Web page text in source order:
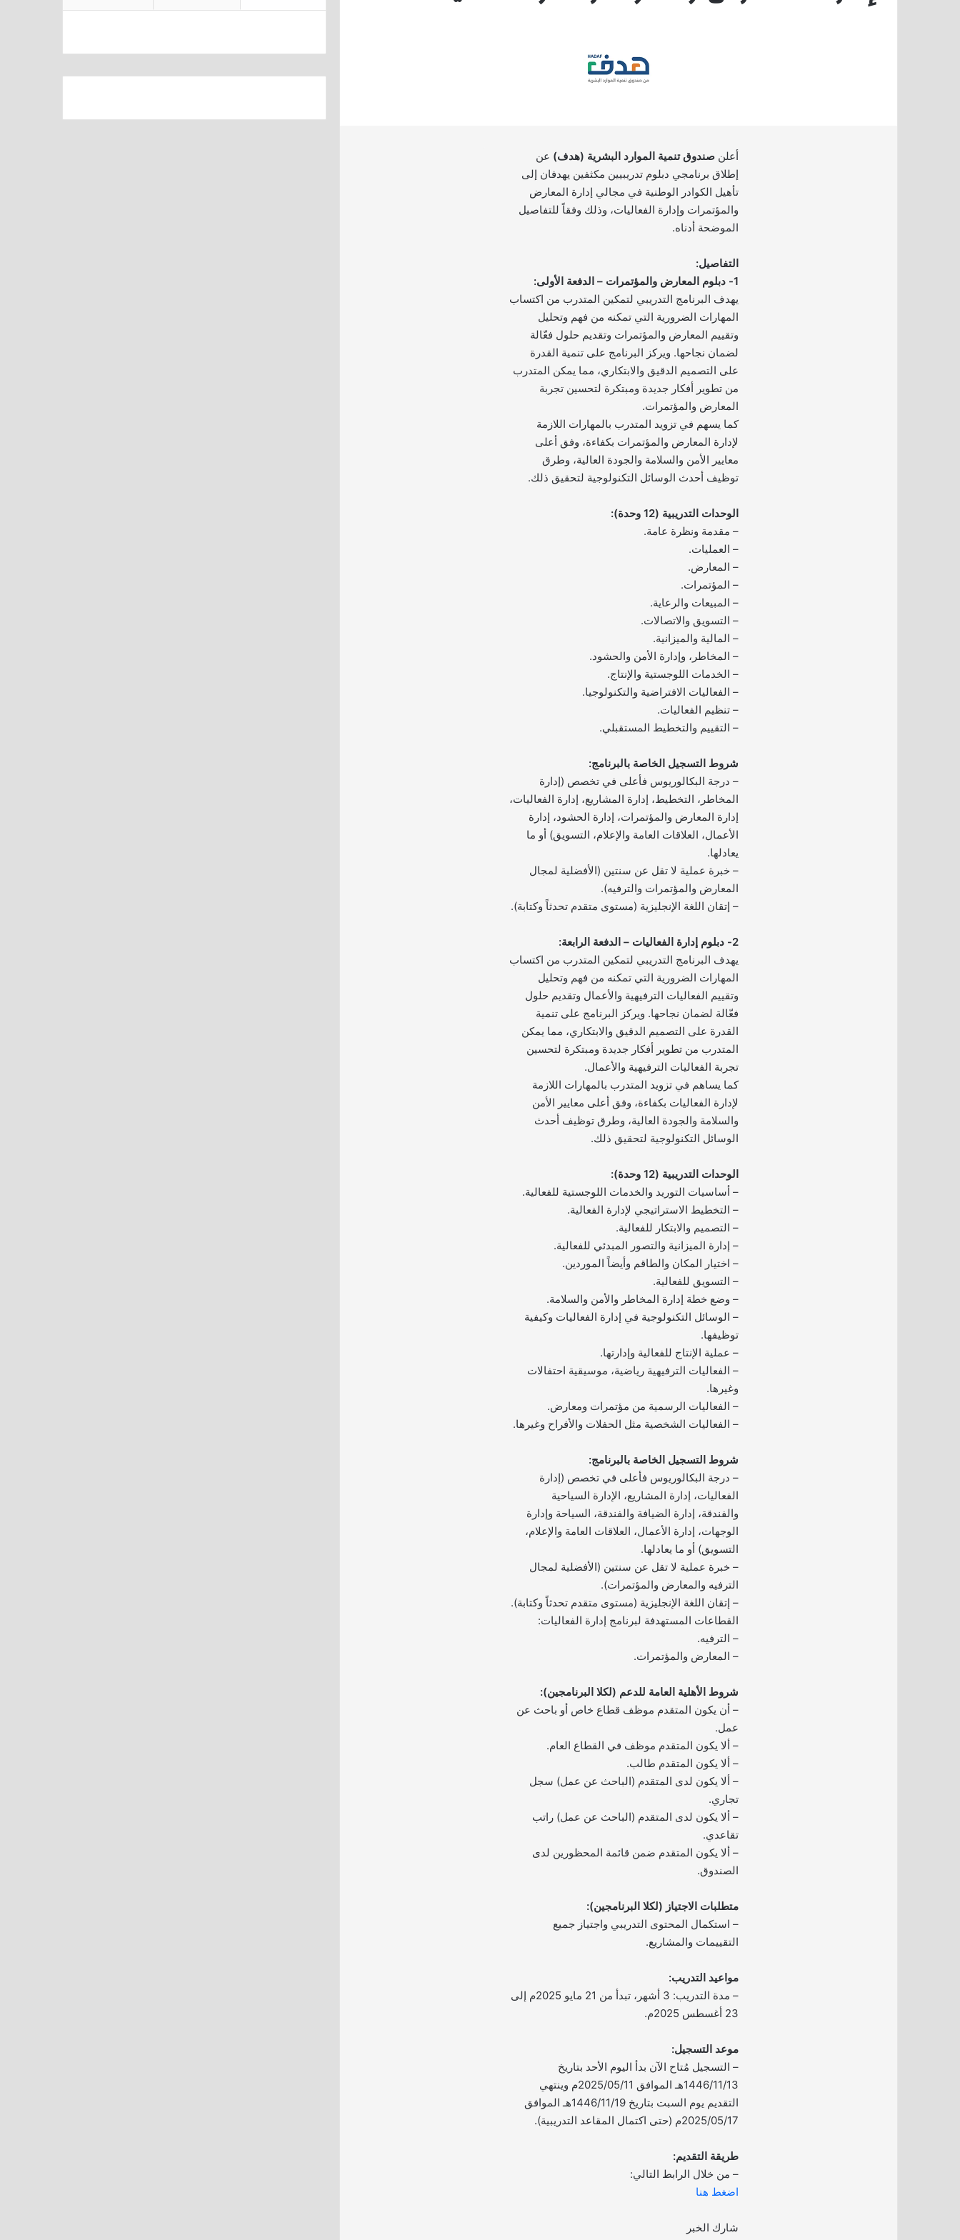
أعلن صندوق تنمية الموارد البشرية (هدف) عن
إطلاق برنامجي دبلوم تدريبيين مكثفين يهدفان إلى
تأهيل الكوادر الوطنية في مجالي إدارة المعارض
والمؤتمرات وإدارة الفعاليات، وذلك وفقاً للتفاصيل
الموضحة أدناه.
التفاصيل:
1- دبلوم المعارض والمؤتمرات – الدفعة الأولى:
يهدف البرنامج التدريبي لتمكين المتدرب من اكتساب
المهارات الضرورية التي تمكنه من فهم وتحليل
وتقييم المعارض والمؤتمرات وتقديم حلول فعّالة
لضمان نجاحها. ويركز البرنامج على تنمية القدرة
على التصميم الدقيق والابتكاري، مما يمكن المتدرب
من تطوير أفكار جديدة ومبتكرة لتحسين تجربة
المعارض والمؤتمرات.
كما يسهم في تزويد المتدرب بالمهارات اللازمة
لإدارة المعارض والمؤتمرات بكفاءة، وفق أعلى
معايير الأمن والسلامة والجودة العالية، وطرق
توظيف أحدث الوسائل التكنولوجية لتحقيق ذلك.
الوحدات التدريبية (12 وحدة):
– مقدمة ونظرة عامة.
– العمليات.
– المعارض.
– المؤتمرات.
– المبيعات والرعاية.
– التسويق والاتصالات.
– المالية والميزانية.
– المخاطر، وإدارة الأمن والحشود.
– الخدمات اللوجستية والإنتاج.
– الفعاليات الافتراضية والتكنولوجيا.
– تنظيم الفعاليات.
– التقييم والتخطيط المستقبلي.
شروط التسجيل الخاصة بالبرنامج:
– درجة البكالوريوس فأعلى في تخصص (إدارة
المخاطر، التخطيط، إدارة المشاريع، إدارة الفعاليات،
إدارة المعارض والمؤتمرات، إدارة الحشود، إدارة
الأعمال، العلاقات العامة والإعلام، التسويق) أو ما
يعادلها.
– خبرة عملية لا تقل عن سنتين (الأفضلية لمجال
المعارض والمؤتمرات والترفيه).
– إتقان اللغة الإنجليزية (مستوى متقدم تحدثاً وكتابة).
2- دبلوم إدارة الفعاليات – الدفعة الرابعة:
يهدف البرنامج التدريبي لتمكين المتدرب من اكتساب
المهارات الضرورية التي تمكنه من فهم وتحليل
وتقييم الفعاليات الترفيهية والأعمال وتقديم حلول
فعّالة لضمان نجاحها. ويركز البرنامج على تنمية
القدرة على التصميم الدقيق والابتكاري، مما يمكن
المتدرب من تطوير أفكار جديدة ومبتكرة لتحسين
تجربة الفعاليات الترفيهية والأعمال.
كما يساهم في تزويد المتدرب بالمهارات اللازمة
لإدارة الفعاليات بكفاءة، وفق أعلى معايير الأمن
والسلامة والجودة العالية، وطرق توظيف أحدث
الوسائل التكنولوجية لتحقيق ذلك.
الوحدات التدريبية (12 وحدة):
– أساسيات التوريد والخدمات اللوجستية للفعالية.
– التخطيط الاستراتيجي لإدارة الفعالية.
– التصميم والابتكار للفعالية.
– إدارة الميزانية والتصور المبدئي للفعالية.
– اختيار المكان والطاقم وأيضاً الموردين.
– التسويق للفعالية.
– وضع خطة إدارة المخاطر والأمن والسلامة.
– الوسائل التكنولوجية في إدارة الفعاليات وكيفية
توظيفها.
– عملية الإنتاج للفعالية وإدارتها.
– الفعاليات الترفيهية رياضية، موسيقية احتفالات
وغيرها.
– الفعاليات الرسمية من مؤتمرات ومعارض.
– الفعاليات الشخصية مثل الحفلات والأفراح وغيرها.
شروط التسجيل الخاصة بالبرنامج:
– درجة البكالوريوس فأعلى في تخصص (إدارة
الفعاليات، إدارة المشاريع، الإدارة السياحية
والفندقة، إدارة الضيافة والفندقة، السياحة وإدارة
الوجهات، إدارة الأعمال، العلاقات العامة والإعلام،
التسويق) أو ما يعادلها.
– خبرة عملية لا تقل عن سنتين (الأفضلية لمجال
الترفيه والمعارض والمؤتمرات).
– إتقان اللغة الإنجليزية (مستوى متقدم تحدثاً وكتابة).
القطاعات المستهدفة لبرنامج إدارة الفعاليات:
– الترفيه.
– المعارض والمؤتمرات.
شروط الأهلية العامة للدعم (لكلا البرنامجين):
– أن يكون المتقدم موظف قطاع خاص أو باحث عن
عمل.
– ألا يكون المتقدم موظف في القطاع العام.
– ألا يكون المتقدم طالب.
– ألا يكون لدى المتقدم (الباحث عن عمل) سجل
تجاري.
– ألا يكون لدى المتقدم (الباحث عن عمل) راتب
تقاعدي.
– ألا يكون المتقدم ضمن قائمة المحظورين لدى
الصندوق.
متطلبات الاجتياز (لكلا البرنامجين):
– استكمال المحتوى التدريبي واجتياز جميع
التقييمات والمشاريع.
مواعيد التدريب:
– مدة التدريب: 3 أشهر، تبدأ من 21 مايو 2025م إلى
23 أغسطس 2025م.
موعد التسجيل:
– التسجيل مُتاح الآن بدأ اليوم الأحد بتاريخ
1446/11/13هـ الموافق 2025/05/11م وينتهي
التقديم يوم السبت بتاريخ 1446/11/19هـ الموافق
2025/05/17م (حتى اكتمال المقاعد التدريبية).
طريقة التقديم:
– من خلال الرابط التالي:
اضغط هنا
شارك الخبر